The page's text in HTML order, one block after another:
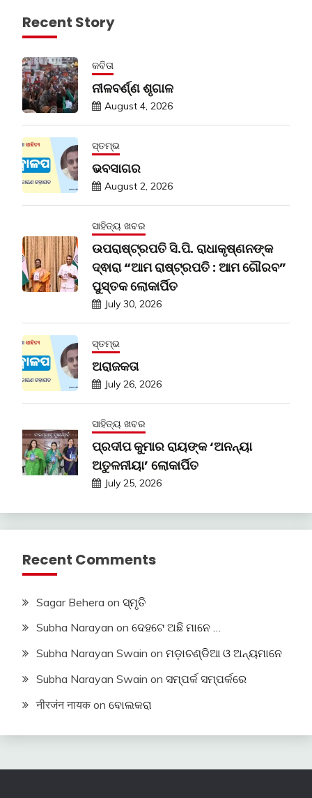
Recent Story
କବିତା
ନୀଳବର୍ଣ୍ଣ ଶୃଗାଳ
August 4, 2026
ସ୍ତମ୍ଭ
ଭବସାଗର
August 2, 2026
ସାହିତ୍ୟ ଖବର
ଉପରାଷ୍ଟ୍ରପତି ସି.ପି. ରାଧାକୃଷ୍ଣନଙ୍କ
ଦ୍ଵାରା “ଆମ ରାଷ୍ଟ୍ରପତି : ଆମ ଗୌରବ”
ପୁସ୍ତକ ଲୋକାର୍ପିତ
July 30, 2026
ସ୍ତମ୍ଭ
ଅରାଜକତା
July 26, 2026
ସାହିତ୍ୟ ଖବର
ପ୍ରଦୀପ କୁମାର ରାୟଙ୍କ ‘ଅନନ୍ୟା
ଅତୁଳନୀୟା’ ଲୋକାର୍ପିତ
July 25, 2026
Recent Comments
Sagar Behera on ସ୍ମୃତି
Subha Narayan on ଦେହଟେ ଅଛି ମାନେ …
Subha Narayan Swain on ମଡ଼ାଚଣ୍ଡିଆ ଓ ଅନ୍ୟମାନେ
Subha Narayan Swain on ସମ୍ପର୍କ ସମ୍ପର୍କରେ
नीरजंन नायक on ବୋଲକରା